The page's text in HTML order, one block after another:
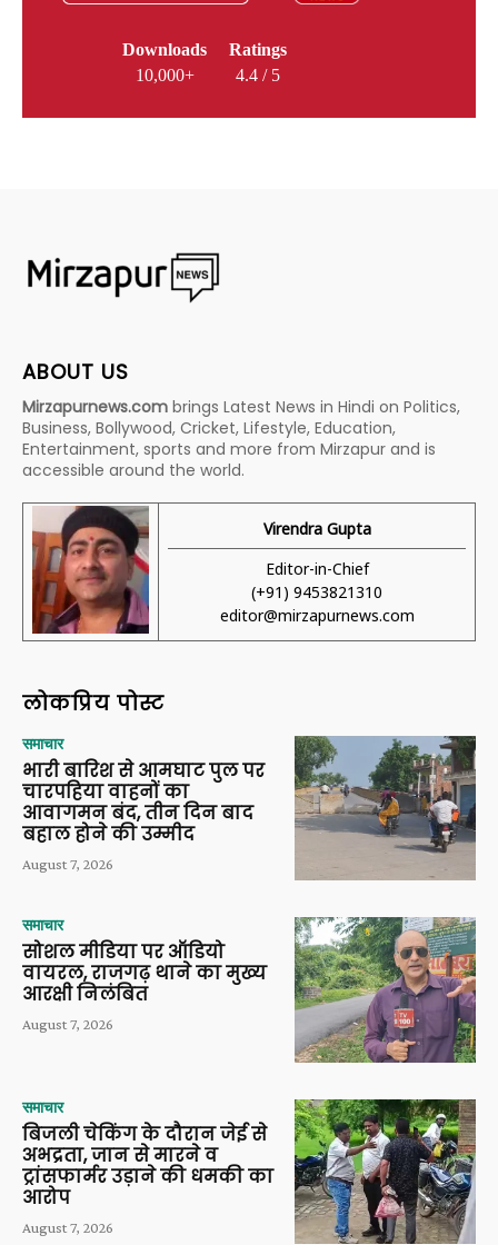
Downloads
10,000+
Ratings
4.4 / 5
ABOUT US
Mirzapurnews.com brings Latest News in Hindi on Politics,
Business, Bollywood, Cricket, Lifestyle, Education,
Entertainment, sports and more from Mirzapur and is
accessible around the world.
Virendra Gupta
Editor-in-Chief
(+91) 9453821310
editor@mirzapurnews.com
लोकप्रिय पोस्ट
समाचार
भारी बारिश से आमघाट पुल पर
चारपहिया वाहनों का
आवागमन बंद, तीन दिन बाद
बहाल होने की उम्मीद
August 7, 2026
समाचार
सोशल मीडिया पर ऑडियो
वायरल, राजगढ़ थाने का मुख्य
आरक्षी निलंबित
August 7, 2026
समाचार
बिजली चेकिंग के दौरान जेई से
अभद्रता, जान से मारने व
ट्रांसफार्मर उड़ाने की धमकी का
आरोप
August 7, 2026